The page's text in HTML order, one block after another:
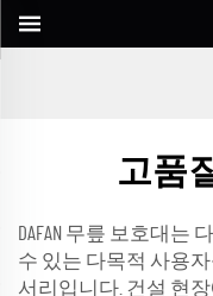
고품
DAFAN 무릎 보호대는
수 있는 다목적 사용
서리입니다. 건설 현